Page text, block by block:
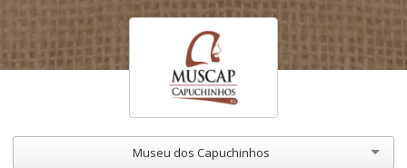
Museu dos Capuchinhos